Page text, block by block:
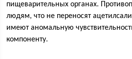
пищеварительных органах.
людям, что не переносят
имеют аномальную
компоненту.